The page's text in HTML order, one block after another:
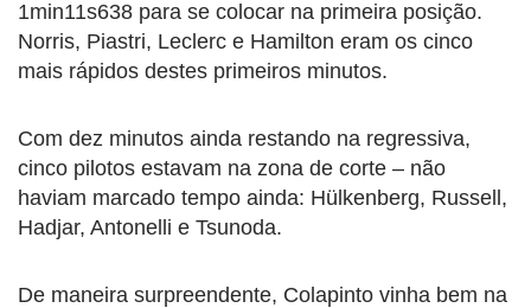
1min11s638 para se colocar na primeira posição.
Norris, Piastri, Leclerc e Hamilton eram os cinco
mais rápidos destes primeiros minutos.
Com dez minutos ainda restando na regressiva,
cinco pilotos estavam na zona de corte – não
haviam marcado tempo ainda: Hülkenberg, Russell,
Hadjar, Antonelli e Tsunoda.
De maneira surpreendente, Colapinto vinha bem na